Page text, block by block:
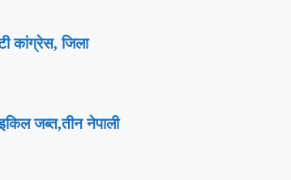
कांग्रेस, जिला
जब्त,तीन नेपाली